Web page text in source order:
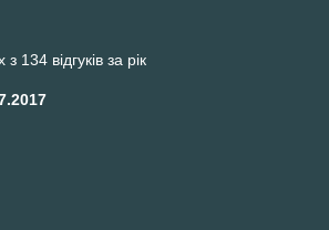
134 відгуків за рік